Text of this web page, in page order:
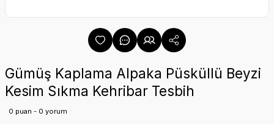
Gümüş Kaplama Alpaka Püsküllü Beyzi
Kesim Sıkma Kehribar Tesbih
0 puan - 0 yorum